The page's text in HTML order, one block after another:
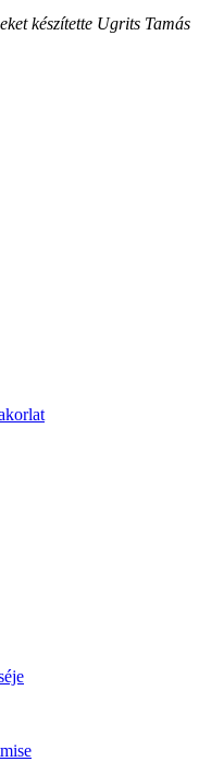
készítette Ugrits Tamás